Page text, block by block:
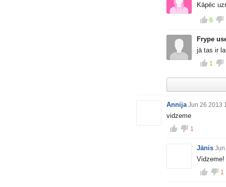
Kāpēc
6
Frype
jā tas ir
1
Annija Jun 26 2013
vidzeme
1
Jānis
Vidzeme!
1